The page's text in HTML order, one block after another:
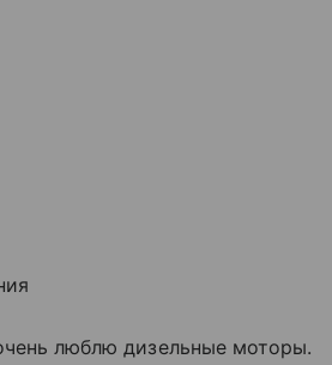
люблю дизельные моторы.